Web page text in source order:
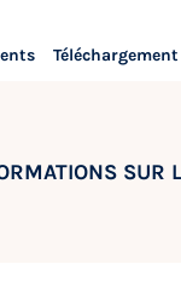
Téléchargement
SUR